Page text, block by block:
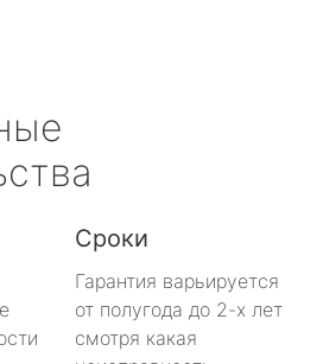
Сроки
Гарантия варьируется
от полугода до 2-х лет
смотря какая